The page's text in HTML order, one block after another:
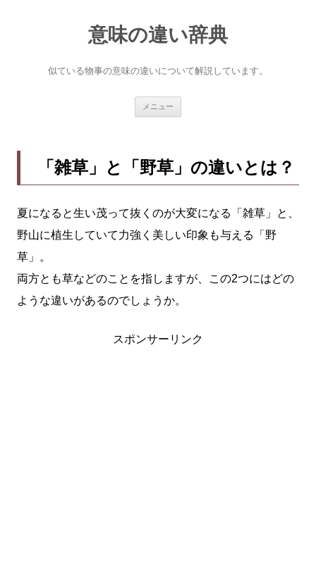
意味の違い辞典
似ている物事の意味の違いについて解説しています。
メニュー
ス
「雑草」と「野草」の違いとは？
夏になると生い茂って抜くのが大変になる「雑草」と、
野山に植生していて力強く美しい印象も与える「野
草」。
両方とも草などのことを指しますが、この2つにはどの
ような違いがあるのでしょうか。
スポンサーリンク